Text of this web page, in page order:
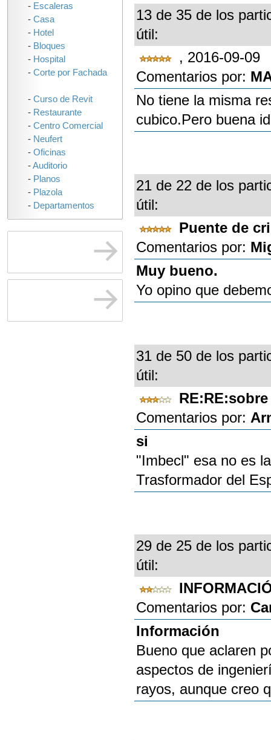
13 de 35 de los
útil:
, 2016-09-09
Comentarios por:
No tiene la misma
cubico.Pero buena
21 de 22 de los
útil:
Puente de
Comentarios por:
Muy bueno.
Yo opino que
31 de 50 de los
útil:
Comentarios por:
si
"Imbecl" esa no es
Trasformador del
29 de 25 de los
útil:
Comentarios por:
Información
Bueno que aclaren
aspectos de
rayos, aunque creo
- Escaleras
- Casa
- Hotel
- Bloques
- Hospital
- Corte por Fachada
- Curso de Revit
- Restaurante
- Centro Comercial
- Neufert
- Oficinas
-Auditorio
- Planos
- Plazola
- Departamentos